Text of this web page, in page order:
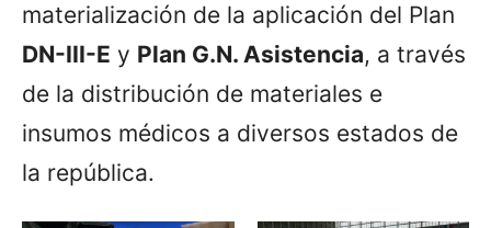
materialización de la aplicación del Plan
DN-III-E y Plan G.N. Asistencia, a través
de la distribución de materiales e
insumos médicos a diversos estados de
la república.